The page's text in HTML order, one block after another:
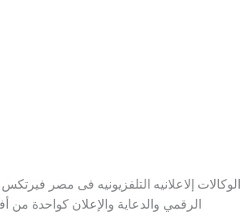
الوكالات إلاعلانيه التلفزيونيه فى مصر
الرقمي والدعاية والإعلان كواحدة